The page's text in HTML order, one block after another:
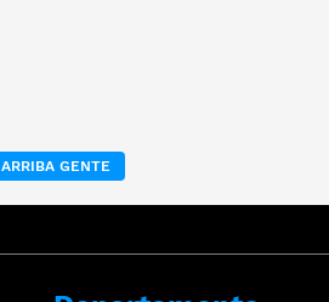
ARRIBA GENTE